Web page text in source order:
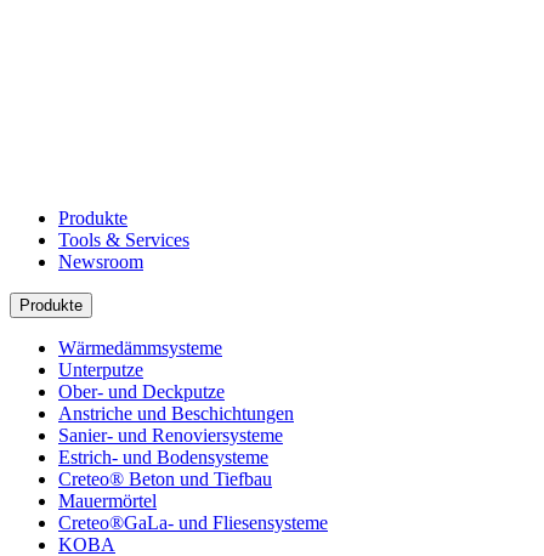
Produkte
Tools & Services
Newsroom
Produkte
Wärmedämmsysteme
Unterputze
Ober- und Deckputze
Anstriche und Beschichtungen
Sanier- und Renoviersysteme
Estrich- und Bodensysteme
Creteo® Beton und Tiefbau
Mauermörtel
Creteo®GaLa- und Fliesensysteme
KOBA